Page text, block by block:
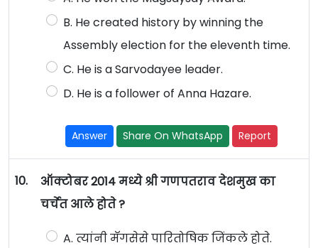
B. He created history by winning the
Assembly election for the eleventh time.
C. He is a Sarvodayee leader.
D. He is a follower of Anna Hazare.
Answer Share On WhatsApp Report
10.
ऑक्टोबर 2014 मध्ये श्री गणपतराव देशमुख का
चर्चेत आले होते ?
A. त्यांनी मॅगसेसे पारितोषिक जिंकले होते.